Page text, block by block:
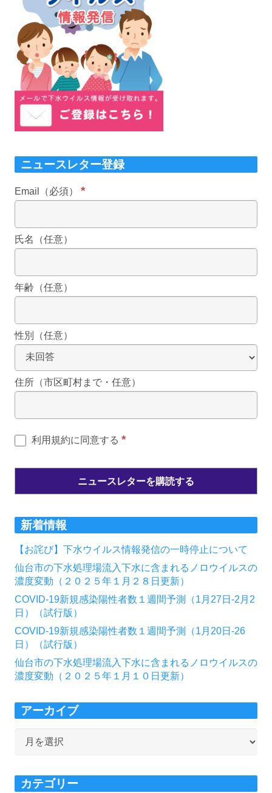
ニュースレター登録
Email（必須） *
氏名（任意）
年齢（任意）
性別（任意）
住所（市区町村まで・任意）
利用規約に同意する *
新着情報
【お詫び】下水ウイルス情報発信の一時停止について
仙台市の下水処理場流入下水に含まれるノロウイルスの
濃度変動（２０２５年１月２８日更新）
COVID-19新規感染陽性者数１週間予測（1月27日-2月2
日）（試行版）
COVID-19新規感染陽性者数１週間予測（1月20日-26
日）（試行版）
仙台市の下水処理場流入下水に含まれるノロウイルスの
濃度変動（２０２５年１月１０日更新）
アーカイブ
イカテゴリー